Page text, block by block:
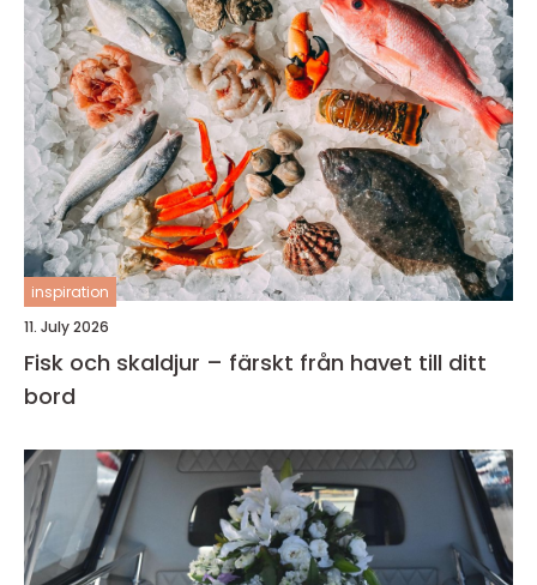
inspiration
11. July 2026
Fisk och skaldjur – färskt från havet till ditt
bord